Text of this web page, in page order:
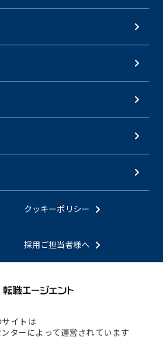
クッキーポリシー
採用ご担当者様へ
サイトは
ターによって運営されています